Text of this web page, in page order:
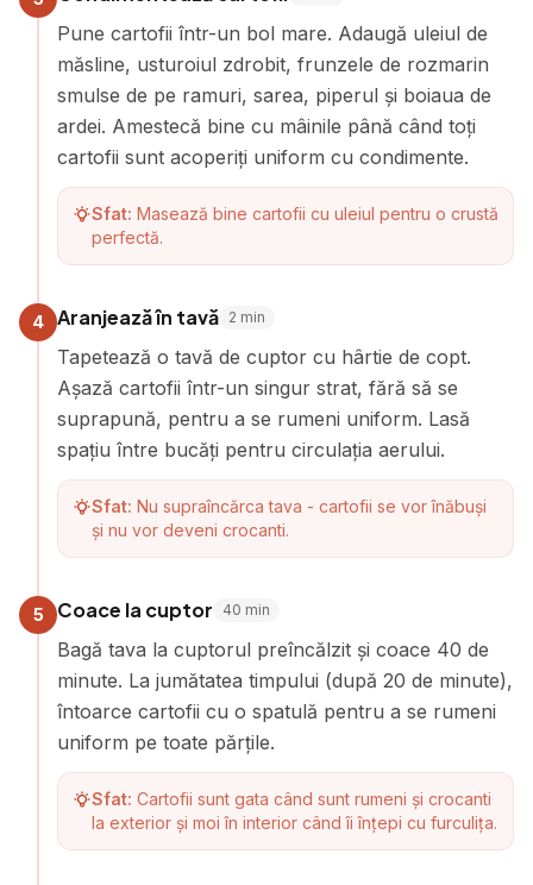
Pune cartofii într-un bol mare. Adaugă uleiul de
măsline, usturoiul zdrobit, frunzele de rozmarin
smulse de pe ramuri, sarea, piperul și boiaua de
ardei. Amestecă bine cu mâinile până când toți
cartofii sunt acoperiți uniform cu condimente.
Sfat: Masează bine cartofii cu uleiul pentru o crustă
perfectă.
4 Aranjează în tavă 2 min
Tapetează o tavă de cuptor cu hârtie de copt.
Așază cartofii într-un singur strat, fără să se
suprapună, pentru a se rumeni uniform. Lasă
spațiu între bucăți pentru circulația aerului.
Sfat: Nu supraîncărca tava - cartofii se vor înăbuși
și nu vor deveni crocanti.
5 Coace la cuptor 40 min
Bagă tava la cuptorul preîncălzit și coace 40 de
minute. La jumătatea timpului (după 20 de minute),
întoarce cartofii cu o spatulă pentru a se rumeni
uniform pe toate părțile.
Sfat: Cartofii sunt gata când sunt rumeni și crocanti
la exterior și moi în interior când îi înțepi cu furculița.